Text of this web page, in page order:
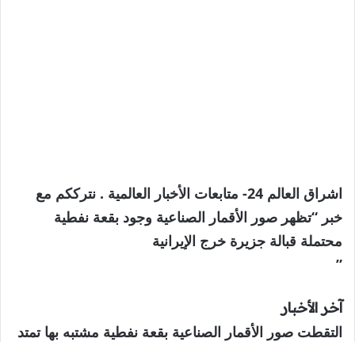
اشراق العالم 24- متابعات الأخبار العالمية . نترككم مع
خبر “تظهر صور الأقمار الصناعية وجود بقعة نفطية
محتملة قبالة جزيرة خرج الإيرانية
”
آخر الأخبار
التقطت صور الأقمار الصناعية بقعة نفطية مشتبه بها تمتد